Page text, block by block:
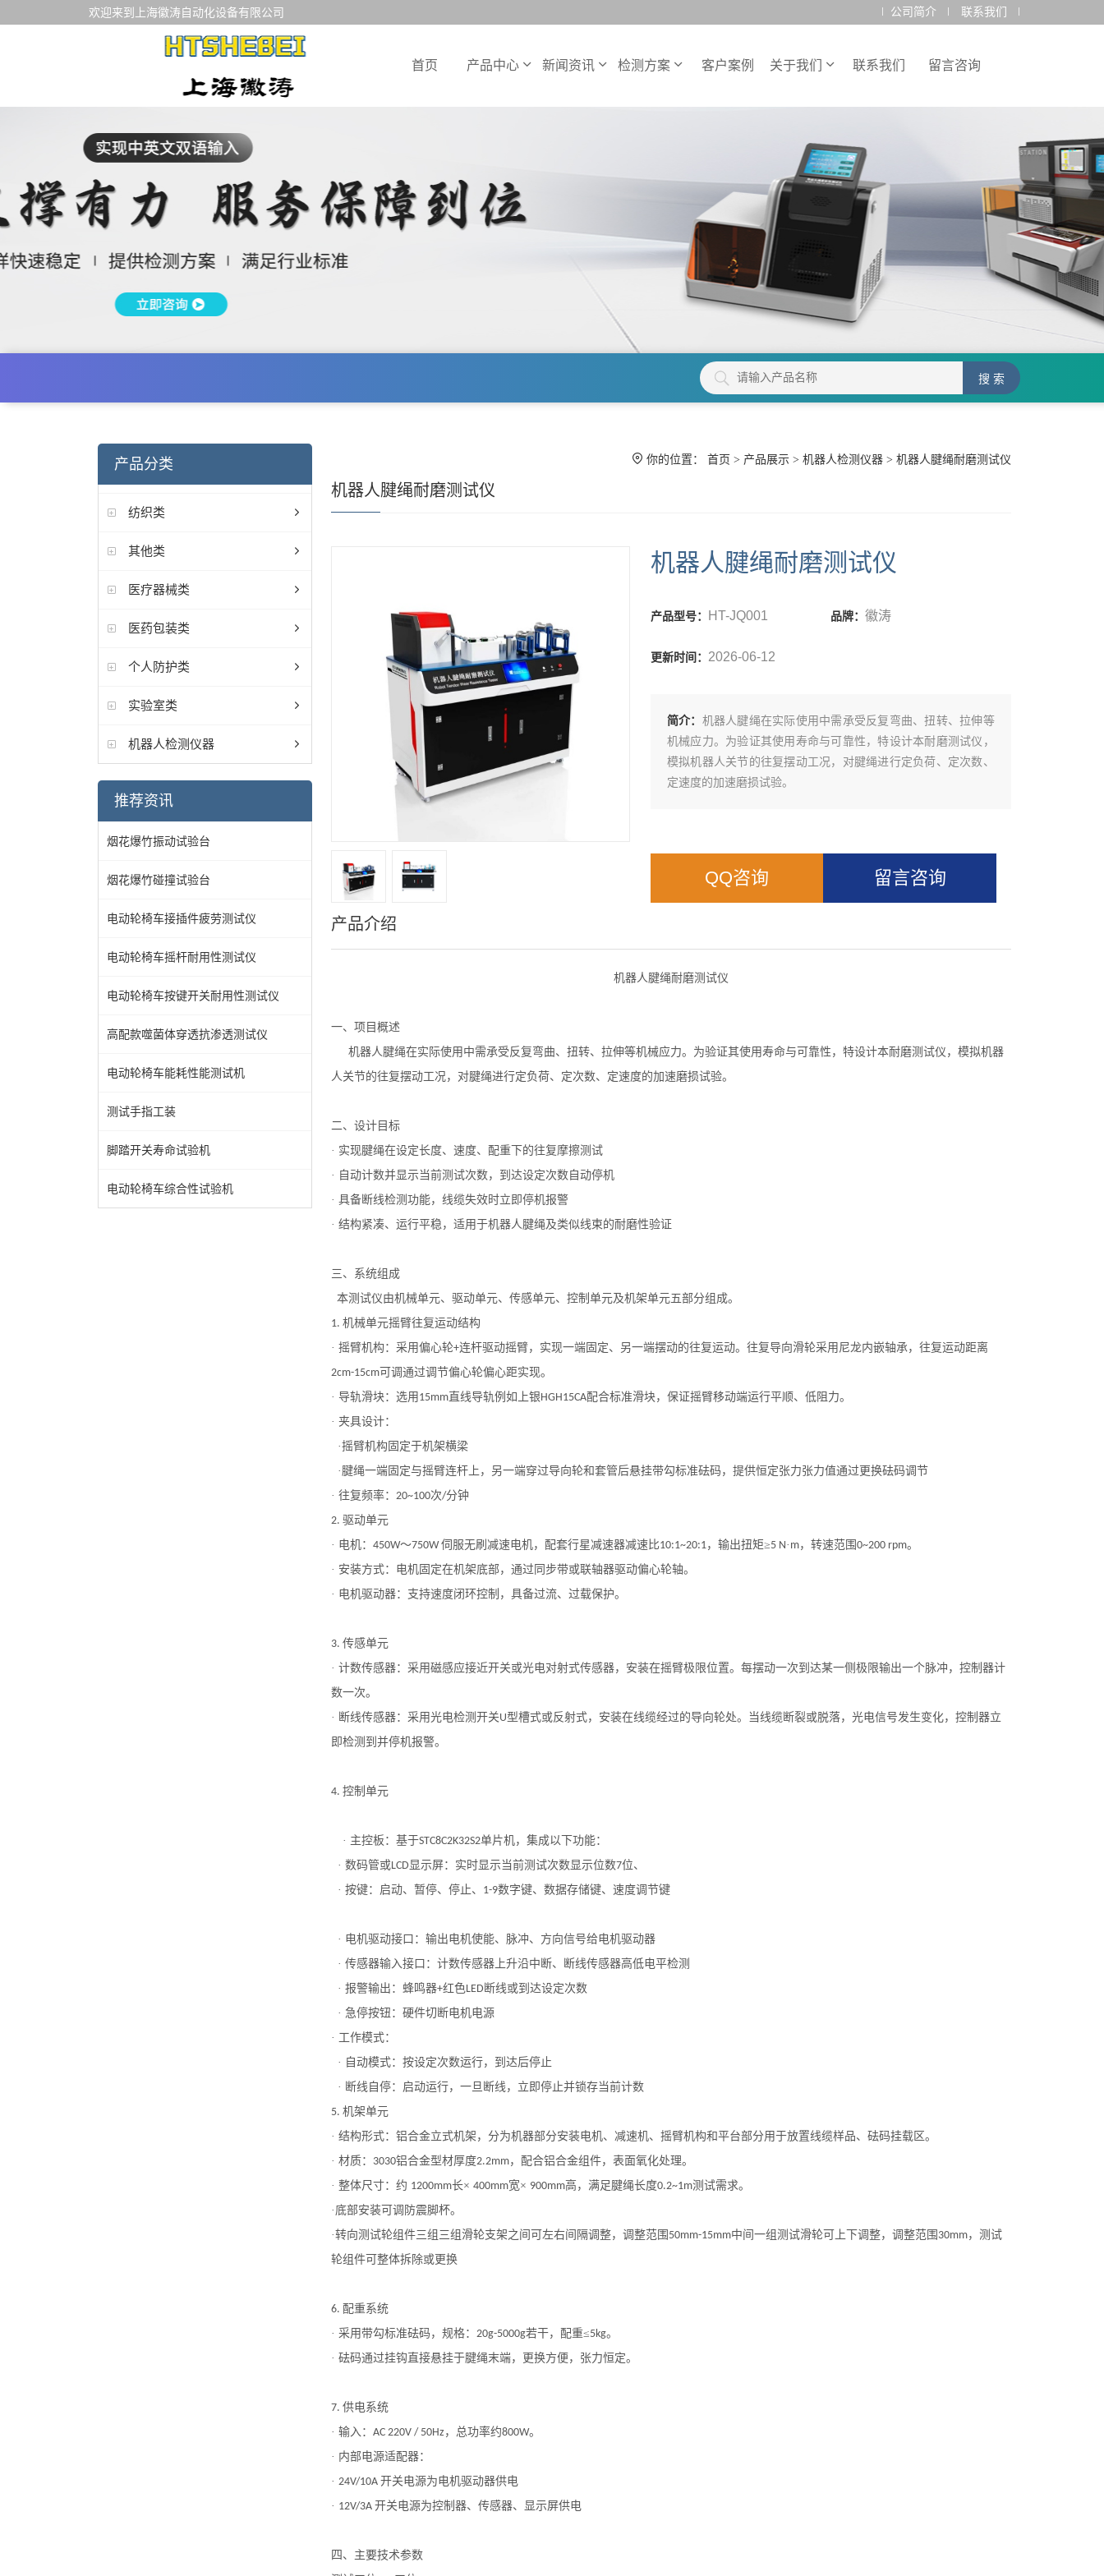
欢迎来到上海徽涛自动化设备有限公司 公司简介 联系我们
首页 产品中心 新闻资讯 检测方案 客户案例 关于我们 联系我们 留言咨询
产品分类
纺织类
其他类
医疗器械类
医药包装类
个人防护类
实验室类
机器人检测仪器
推荐资讯
烟花爆竹振动试验台
烟花爆竹碰撞试验台
电动轮椅车接插件疲劳测试仪
电动轮椅车摇杆耐用性测试仪
电动轮椅车按键开关耐用性测试仪
高配款噬菌体穿透抗渗透测试仪
电动轮椅车能耗性能测试机
测试手指工装
脚踏开关寿命试验机
电动轮椅车综合性试验机
你的位置： 首页 > 产品展示> 机器人检测仪器> 机器人腱绳耐磨测试仪
机器人腱绳耐磨测试仪
机器人腱绳耐磨测试仪
产品型号： HT-JQ001 品牌：徽涛
更新时间： 2026-06-12
简介： 机器人腱绳在实际使用中需承受反复弯曲、扭转、拉伸等
机械应力。为验证其使用寿命与可靠性，特设计本耐磨测试仪，
模拟机器人关节的往复摆动工况，对腱绳进行定负荷、定次数、
定速度的加速磨损试验。
QQ咨询 留言咨询
产品介绍
机器人腱绳耐磨测试仪
一、项目概述
机器人腱绳在实际使用中需承受反复弯曲、扭转、拉伸等机械应力。为验证其使用寿命与可靠性，特设计本耐磨测试仪，模拟机器
人关节的往复摆动工况，对腱绳进行定负荷、定次数、定速度的加速磨损试验。
二、设计目标
· 实现腱绳在设定长度、速度、配重下的往复摩擦测试
· 自动计数并显示当前测试次数，到达设定次数自动停机
· 具备断线检测功能，线缆失效时立即停机报警
· 结构紧凑、运行平稳，适用于机器人腱绳及类似线束的耐磨性验证
三、系统组成
本测试仪由机械单元、驱动单元、传感单元、控制单元及机架单元五部分组成。
1. 机械单元摇臂往复运动结构
· 摇臂机构：采用偏心轮+连杆驱动摇臂，实现一端固定、另一端摆动的往复运动。往复导向滑轮采用尼龙内嵌轴承，往复运动距离
2cm-15cm可调通过调节偏心轮偏心距实现。
· 导轨滑块：选用 15mm直线导轨例如上银HGH15CA配合标准滑块，保证摇臂移动端运行平顺、低阻力。
· 夹具设计：
·摇臂机构固定于机架横梁
·腱绳一端固定与摇臂连杆上，另一端穿过导向轮和套管后悬挂带勾标准砝码，提供恒定张力张力值通过更换砝码调节
· 往复频率： 20~100次/分钟
2. 驱动单元
· 电机： 450W～750W伺服无刷减速电机，配套行星减速器减速比10:1~20:1，输出扭矩≥5 N· m，转速范围 0~200 rpm。
· 安装方式：电机固定在机架底部，通过同步带或联轴器驱动偏心轮轴。
· 电机驱动器：支持速度闭环控制，具备过流、过载保护。
3. 传感单元
· 计数传感器：采用磁感应接近开关或光电对射式传感器，安装在摇臂极限位置。每摆动一次到达某一侧极限输出一个脉冲，控制器计
数一次。
· 断线传感器：采用光电检测开关U型槽式或反射式，安装在线缆经过的导向轮处。当线缆断裂或脱落，光电信号发生变化，控制器立
即检测到并停机报警。
4. 控制单元
· 主控板：基于STC8C2K32S2单片机，集成以下功能：
· 数码管或LCD 显示屏：实时显示当前测试次数显示位数7位、
· 按键：启动、暂停、停止、 1-9数字键、数据存储键、速度调节键
· 电机驱动接口：输出电机使能、脉冲、方向信号给电机驱动器
· 传感器输入接口：计数传感器上升沿中断、断线传感器高低电平检测
· 报警输出：蜂鸣器+红色LED 断线或到达设定次数
· 急停按钮：硬件切断电机电源
· 工作模式：
· 自动模式：按设定次数运行，到达后停止
· 断线自停：启动运行，一旦断线，立即停止并锁存当前计数
5. 机架单元
· 结构形式：铝合金立式机架，分为机器部分安装电机、减速机、摇臂机构和平台部分用于放置线缆样品、砝码挂载区。
· 材质： 3030铝合金型材厚度2.2mm，配合铝合金组件，表面氧化处理。
· 整体尺寸：约 1200mm长× 400mm宽× 900mm高，满足腱绳长度0.2~1m测试需求。
·底部安装可调防震脚杯。
·转向测试轮组件三组三组滑轮支架之间可左右间隔调整，调整范围 50mm-15mm中间一组测试滑轮可上下调整，调整范围 30mm，测试
轮组件可整体拆除或更换
6. 配重系统
· 采用带勾标准砝码，规格： 20g-5000g若干，配重≤5kg。
· 砝码通过挂钩直接悬挂于腱绳末端，更换方便，张力恒定。
7. 供电系统
· 输入： AC 220V / 50Hz ，总功率约800W。
· 内部电源适配器：
· 24V/10A 开关电源为电机驱动器供电
· 12V/3A 开关电源为控制器、传感器、显示屏供电
四、主要技术参数